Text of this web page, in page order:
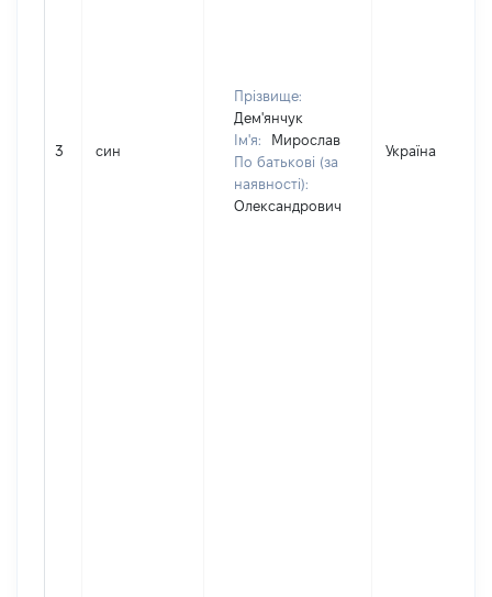
3 син
Прізвище:
Дем'янчук
Ім'я:
Мирослав
По батькові (за
наявності):
Олександрович
Україна